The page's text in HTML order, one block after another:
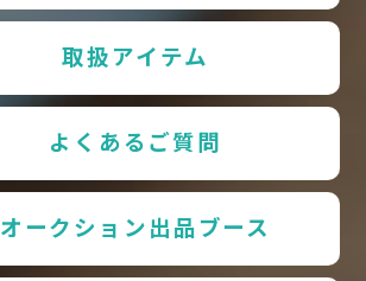
取扱アイテム
よくあるご質問
オークション出品ブース